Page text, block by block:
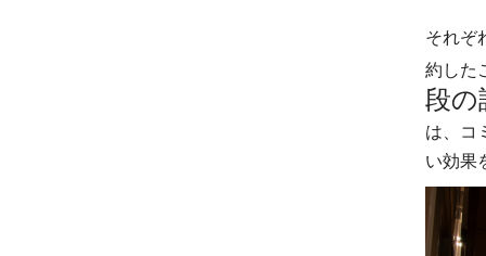
それぞ
約した
段の
は、コ
い効果